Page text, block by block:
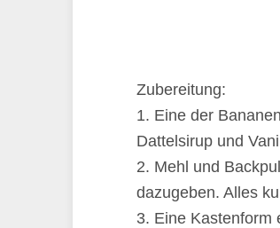
Zubereitung:
1. Eine der
Dattelsirup und
2. Mehl und
dazugeben. Alles
3. Eine Kastenform